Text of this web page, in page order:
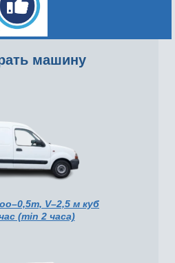
машину
V–2,5 м куб
(min 2 часа)